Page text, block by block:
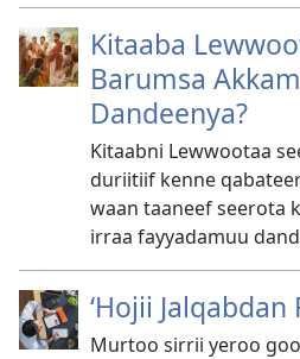
Kitaaba
Barumsa
Dandeenya?
Kitaabni Lewwootaa
duriitiif kenne
waan taaneef seerota
irraa fayyadamuu
‘Hojii Jalqabdan
Murtoo sirrii yeroo